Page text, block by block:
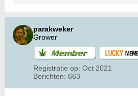
parakweker
Grower
Registratie op: Oct 2021
Berichten: 663